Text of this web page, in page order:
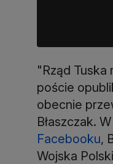
"Rząd Tuska
poście
obecnie
Błaszczak.
Facebooku,
Wojska